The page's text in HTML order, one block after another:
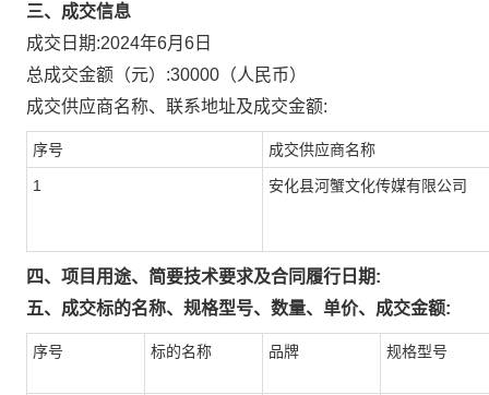
三、成交信息
成交日期:2024年6月6日
总成交金额（元）:30000 （人民币）
成交供应商名称、联系地址及成交金额:
序号 成交供应商名称
1 安化县河蟹文化传媒有限公司
四、项目用途、简要技术要求及合同履行日期:
五、成交标的名称、规格型号、数量、单价、成交金额:
序号 标的名称 品牌 规格型号